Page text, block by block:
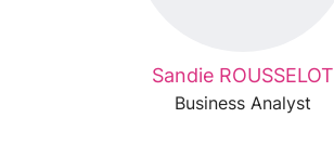
Sandie ROUSSELOT
Business Analyst